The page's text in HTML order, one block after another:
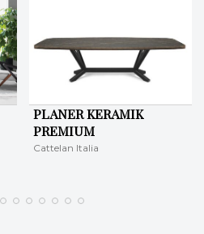
PLANER KERAMIK
PREMIUM
Cattelan Italia